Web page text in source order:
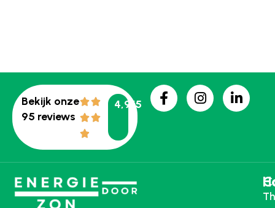
Bekijk onze
95 reviews
4,9/5